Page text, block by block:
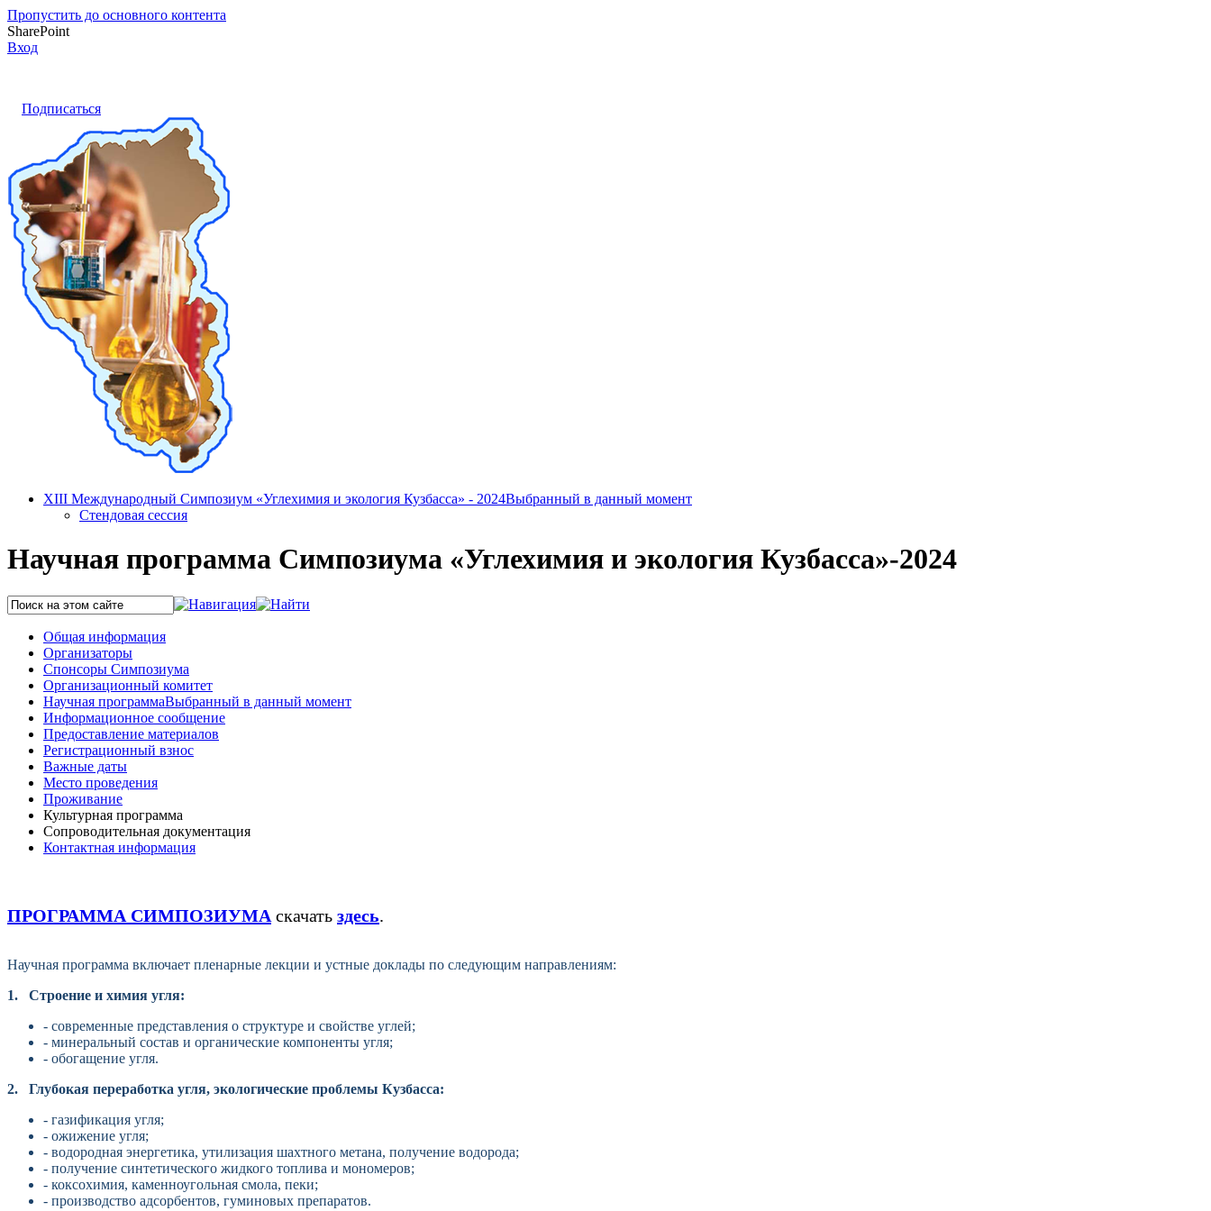
Пропустить до основного контента
SharePoint
Вход
Подписаться
XIII Международный Симпозиум «Углехимия и экология Кузбасса» - 2024Выбранный в данный момент
Стендовая сессия
Научная программа Симпозиума «Углехимия и экология Кузбасса»-2024
Общая информация
Организаторы
Спонсоры Симпозиума
Организационный комитет
Научная программаВыбранный в данный момент
Информационное сообщение
Предоставление материалов
Регистрационный взнос
Важные даты
Место проведения
Проживание
Культурная программа
Сопроводительная документация
Контактная информация
ПРОГРАММА СИМПОЗИУМА скачать з​де​​сь.
Научная программа включает пленарные лекции и устные доклады по следующим направлениям:
1.
Строение и химия угля:
- современные представления о структуре и свойстве углей;
- минеральный состав и органические компоненты угля;
- обогащение угля.
2.
Глубокая переработка угля, экологические проблемы Кузбасса:
- газификация угля;
- ожижение угля;
- водородная энергетика, утилизация шахтного метана, получение водорода;
- получение синтетического жидкого топлива и мономеров;
- коксохимия, каменноугольная смола, пеки;
- производство адсорбентов, гуминовых препаратов.